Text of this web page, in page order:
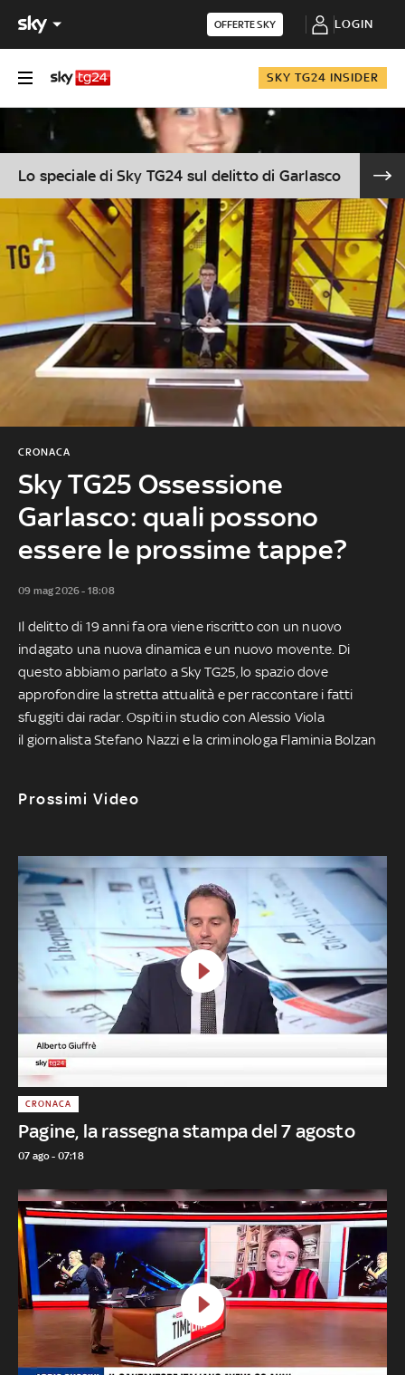
OFFERTE SKY LOGIN
SKY TG24 INSIDER
Lo speciale di Sky TG24 sul delitto di Garlasco
Sky TG25 Ossessione
Garlasco: quali possono
essere le prossime tappe?
CRONACA
09 mag 2026 - 18:08
Il delitto di 19 anni fa ora viene riscritto con un nuovo
indagato una nuova dinamica e un nuovo movente. Di
questo abbiamo parlato a Sky TG25, lo spazio dove
approfondire la stretta attualità e per raccontare i fatti
sfuggiti dai radar. Ospiti in studio con Alessio Viola
il giornalista Stefano Nazzi e la criminologa Flaminia Bolzan
Prossimi Video
Pagine, la rassegna stampa del 7 agosto
CRONACA
07 ago - 07:18